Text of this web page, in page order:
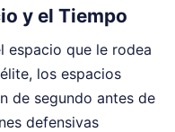
y el Tiempo
espacio que le rodea
los espacios
de segundo antes de
defensivas